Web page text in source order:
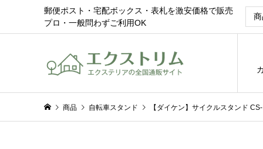
郵便ポスト・宅配ボックス・表札を激安価格で販売
プロ・一般問わずご利用OK
商品 自転車スタンド 【ダイケン】サイクルスタンド